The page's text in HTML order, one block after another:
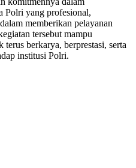
Polri yang profesional,
memberikan pelayanan
tersebut mampu
berkarya, berprestasi, serta
institusi Polri.